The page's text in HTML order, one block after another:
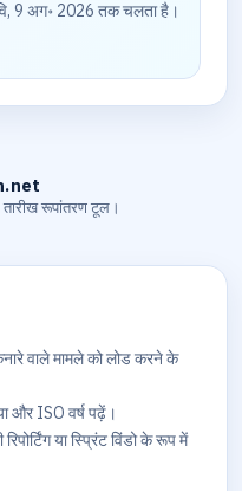
9 अग॰ 2026 तक चलता है।
रूपांतरण टूल।
वाले मामले को लोड करने के
और ISO वर्ष पढ़ें।
या स्प्रिंट विंडो के रूप में